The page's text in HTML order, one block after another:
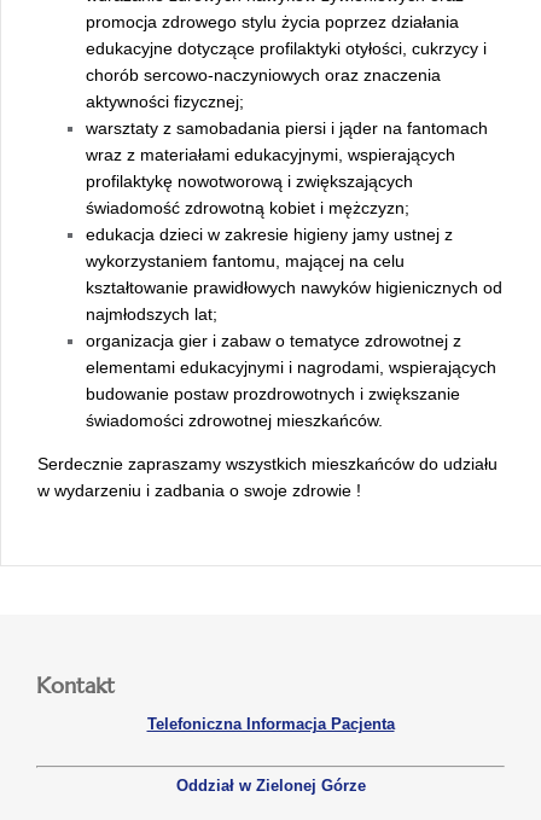
promocja zdrowego stylu życia poprzez działania
edukacyjne dotyczące profilaktyki otyłości, cukrzycy i
chorób sercowo-naczyniowych oraz znaczenia
aktywności fizycznej;
warsztaty z samobadania piersi i jąder na fantomach
wraz z materiałami edukacyjnymi, wspierających
profilaktykę nowotworową i zwiększających
świadomość zdrowotną kobiet i mężczyzn;
edukacja dzieci w zakresie higieny jamy ustnej z
wykorzystaniem fantomu, mającej na celu
kształtowanie prawidłowych nawyków higienicznych od
najmłodszych lat;
organizacja gier i zabaw o tematyce zdrowotnej z
elementami edukacyjnymi i nagrodami, wspierających
budowanie postaw prozdrowotnych i zwiększanie
świadomości zdrowotnej mieszkańców.
Serdecznie zapraszamy wszystkich mieszkańców do udziału
w wydarzeniu i zadbania o swoje zdrowie !
Kontakt
Telefoniczna Informacja Pacjenta
Oddział w Zielonej Górze